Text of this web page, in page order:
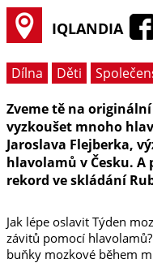
IQLANDIA
Dílna Děti
Zveme tě na
vyzkoušet mnoho
Jaroslava Flejberka,
hlavolamů v Česku. A
rekord ve skládání
Jak lépe oslavit Týden
závitů pomocí
buňky mozkové během